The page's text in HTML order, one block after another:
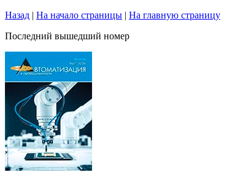
Назад | На начало страницы | На главную страницу
Последний вышедший номер